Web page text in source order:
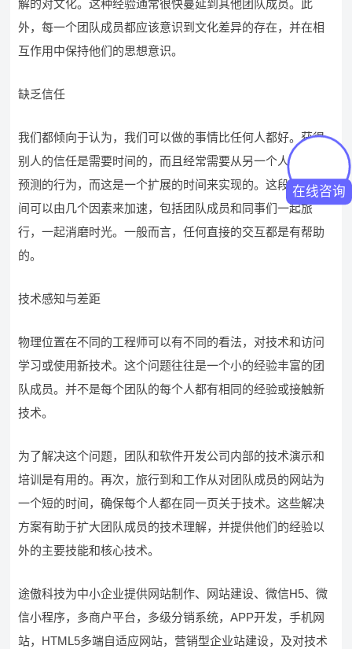
解的对文化。这种经验通常很快蔓延到其他团队成员。此
外，每一个团队成员都应该意识到文化差异的存在，并在相
互作用中保持他们的思想意识。
缺乏信任
我们都倾向于认为，我们可以做的事情比任何人都好。获得
别人的信任是需要时间的，而且经常需要从另一个人的不断
预测的行为，而这是一个扩展的时间来实现的。这段等待时
间可以由几个因素来加速，包括团队成员和同事们一起旅
行，一起消磨时光。一般而言，任何直接的交互都是有帮助
的。
技术感知与差距
物理位置在不同的工程师可以有不同的看法，对技术和访问
学习或使用新技术。这个问题往往是一个小的经验丰富的团
队成员。并不是每个团队的每个人都有相同的经验或接触新
技术。
为了解决这个问题，团队和软件开发公司内部的技术演示和
培训是有用的。再次，旅行到和工作从对团队成员的网站为
一个短的时间，确保每个人都在同一页关于技术。这些解决
方案有助于扩大团队成员的技术理解，并提供他们的经验以
外的主要技能和核心技术。
途傲科技为中小企业提供网站制作、网站建设、微信H5、微
信小程序，多商户平台，多级分销系统，APP开发，手机网
站，HTML5多端自适应网站，营销型企业站建设，及对技术
在线咨询